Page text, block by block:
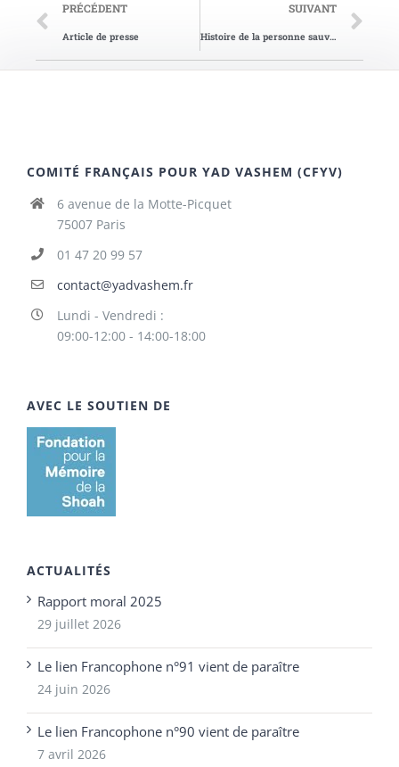
PRÉCÉDENT
Article de presse
SUIVANT
Histoire de la personne sauvée
COMITÉ FRANÇAIS POUR YAD VASHEM (CFYV)
6 avenue de la Motte-Picquet
75007 Paris
01 47 20 99 57
contact@yadvashem.fr
Lundi - Vendredi :
09:00-12:00 - 14:00-18:00
AVEC LE SOUTIEN DE
ACTUALITÉS
Rapport moral 2025
29 juillet 2026
Le lien Francophone n°91 vient de paraître
24 juin 2026
Le lien Francophone n°90 vient de paraître
7 avril 2026